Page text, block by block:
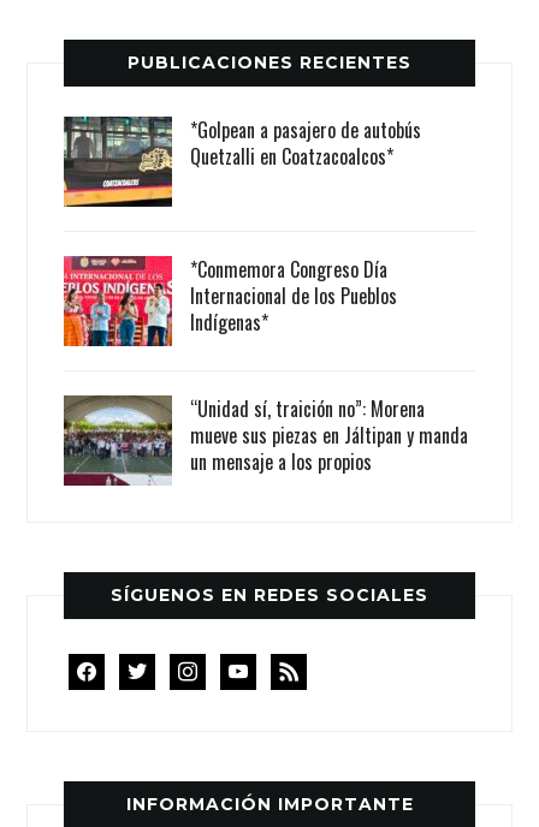
PUBLICACIONES RECIENTES
*Golpean a pasajero de autobús
Quetzalli en Coatzacoalcos*
*Conmemora Congreso Día
Internacional de los Pueblos
Indígenas*
“Unidad sí, traición no”: Morena
mueve sus piezas en Jáltipan y manda
un mensaje a los propios
SÍGUENOS EN REDES SOCIALES
facebooktwitterinstagramyoutube
rss
INFORMACIÓN IMPORTANTE